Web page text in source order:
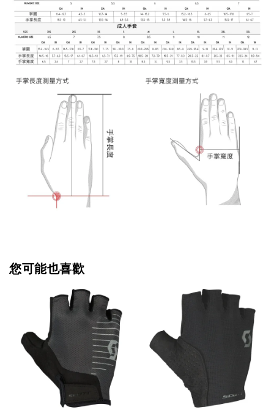
您可能也喜歡